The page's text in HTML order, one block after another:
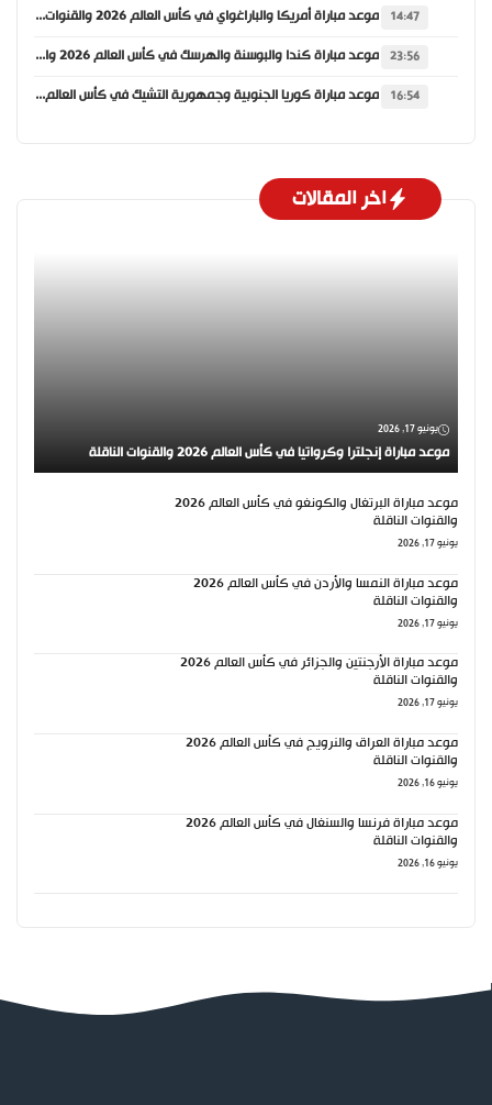
14:47 موعد مباراة أمريكا والباراغواي في كأس العالم 2026 والقنوات الناقلة
23:56 موعد مباراة كندا والبوسنة والهرسك في كأس العالم 2026 والقنوات الناقلة
16:54 موعد مباراة كوريا الجنوبية وجمهورية التشيك في كأس العالم 2026 والقنوات الناقلة
اخر المقالات
يونيو 17, 2026
موعد مباراة إنجلترا وكرواتيا في كأس العالم 2026 والقنوات الناقلة
موعد مباراة البرتغال والكونغو في كأس العالم 2026
والقنوات الناقلة
يونيو 17, 2026
موعد مباراة النمسا والأردن في كأس العالم 2026
والقنوات الناقلة
يونيو 17, 2026
موعد مباراة الأرجنتين والجزائر في كأس العالم 2026
والقنوات الناقلة
يونيو 17, 2026
موعد مباراة العراق والنرويج في كأس العالم 2026
والقنوات الناقلة
يونيو 16, 2026
موعد مباراة فرنسا والسنغال في كأس العالم 2026
والقنوات الناقلة
يونيو 16, 2026